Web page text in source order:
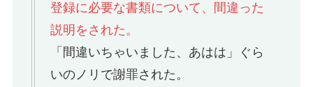
登録に必要な書類について、間違った
説明をされた。
「間違いちゃいました、あはは」ぐら
いのノリで謝罪された。